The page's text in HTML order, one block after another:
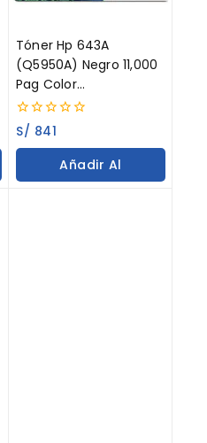
Tóner Hp 643A
(Q5950A) Negro 11,000
Pag Color
LaserJet 4700
0
out
of
S/ 841
Añadir Al